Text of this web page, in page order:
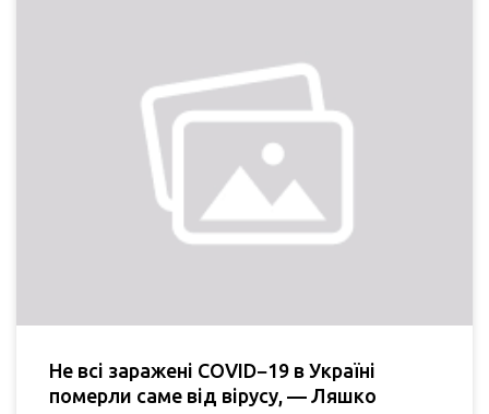
Не всі заражені COVID−19 в Україні
померли саме від вірусу, — Ляшко